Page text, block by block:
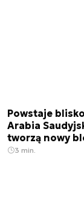
Powstaje
Arabia
tworzą nowy
3 min.